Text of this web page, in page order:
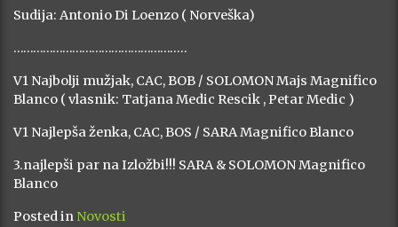
Sudija: Antonio Di Loenzo ( Norveška)
……………………………………………..
V1 Najbolji mužjak, CAC, BOB / SOLOMON Majs Magnifico
Blanco ( vlasnik: Tatjana Medic Rescik , Petar Medic )
V1 Najlepša ženka, CAC, BOS / SARA Magnifico Blanco
3.najlepši par na Izložbi!!! SARA & SOLOMON Magnifico
Blanco
Posted in Novosti